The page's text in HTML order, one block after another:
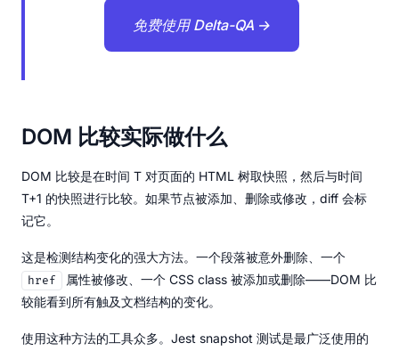
免费使用 Delta-QA →
DOM 比较实际做什么
DOM 比较是在时间 T 对页面的 HTML 树取快照，然后与时间
T+1 的快照进行比较。如果节点被添加、删除或修改，diff 会标
记它。
这是检测结构变化的强大方法。一个段落被意外删除、一个
href
属性被修改、一个 CSS class 被添加或删除——DOM 比
较能看到所有触及文档结构的变化。
使用这种方法的工具众多。Jest snapshot 测试是最广泛使用的